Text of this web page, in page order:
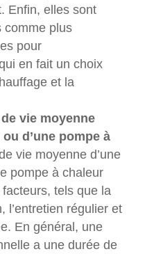
Enfin, elles sont
comme plus
pour
en fait un choix
et la
vie moyenne
d’une pompe à
vie moyenne d’une
pompe à chaleur
tels que la
l’entretien régulier et
En général, une
a une durée de